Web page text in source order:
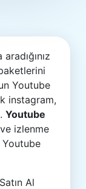
Youtube
instagram,
Youtube
izlenme
Al